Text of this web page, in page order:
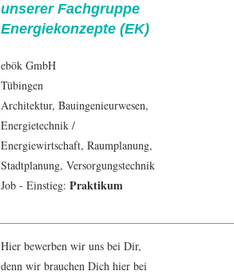
unserer Fachgruppe
Energiekonzepte (EK)
ebök GmbH
Tübingen
Architektur, Bauingenieurwesen,
Energietechnik /
Energiewirtschaft, Raumplanung,
Stadtplanung, Versorgungstechnik
Job - Einstieg: Praktikum
Hier bewerben wir uns bei Dir,
denn wir brauchen Dich hier bei